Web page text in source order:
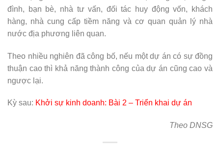
đình, bạn bè, nhà tư vấn, đối tác huy động vốn, khách
hàng, nhà cung cấp tiềm năng và cơ quan quản lý nhà
nước địa phương liên quan.
Theo nhiều nghiên đã công bố, nếu một dự án có sự đồng
thuận cao thì khả năng thành công của dự án cũng cao và
ngược lại.
Kỳ sau: Khởi sự kinh doanh: Bài 2 – Triển khai dự án
Theo DNSG